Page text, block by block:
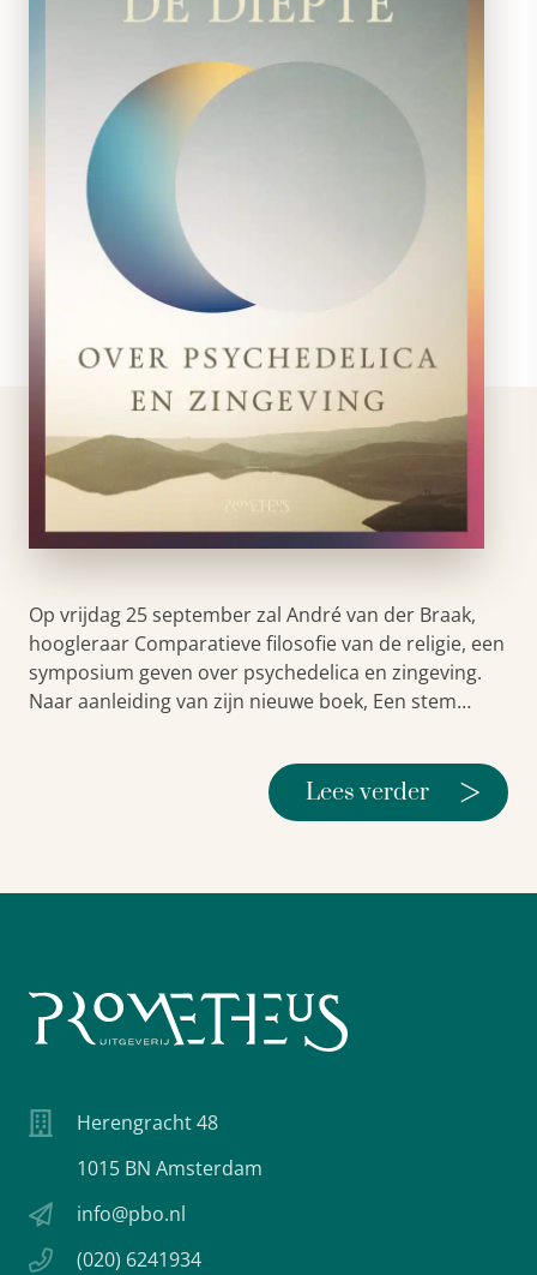
Op vrijdag 25 september zal André van der Braak,
hoogleraar Comparatieve filosofie van de religie, een
symposium geven over psychedelica en zingeving.
Naar aanleiding van zijn nieuwe boek, Een stem…
Lees verder >
Herengracht 48
1015 BN Amsterdam
info@pbo.nl
(020) 6241934